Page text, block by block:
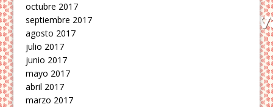
octubre 2017
septiembre 2017
agosto 2017
julio 2017
junio 2017
mayo 2017
abril 2017
marzo 2017